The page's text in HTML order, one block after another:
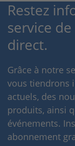
Restez
service
direct.
Grâce à notre
vous tiendrons
actuels, des
produits, ainsi
événements.
abonnement